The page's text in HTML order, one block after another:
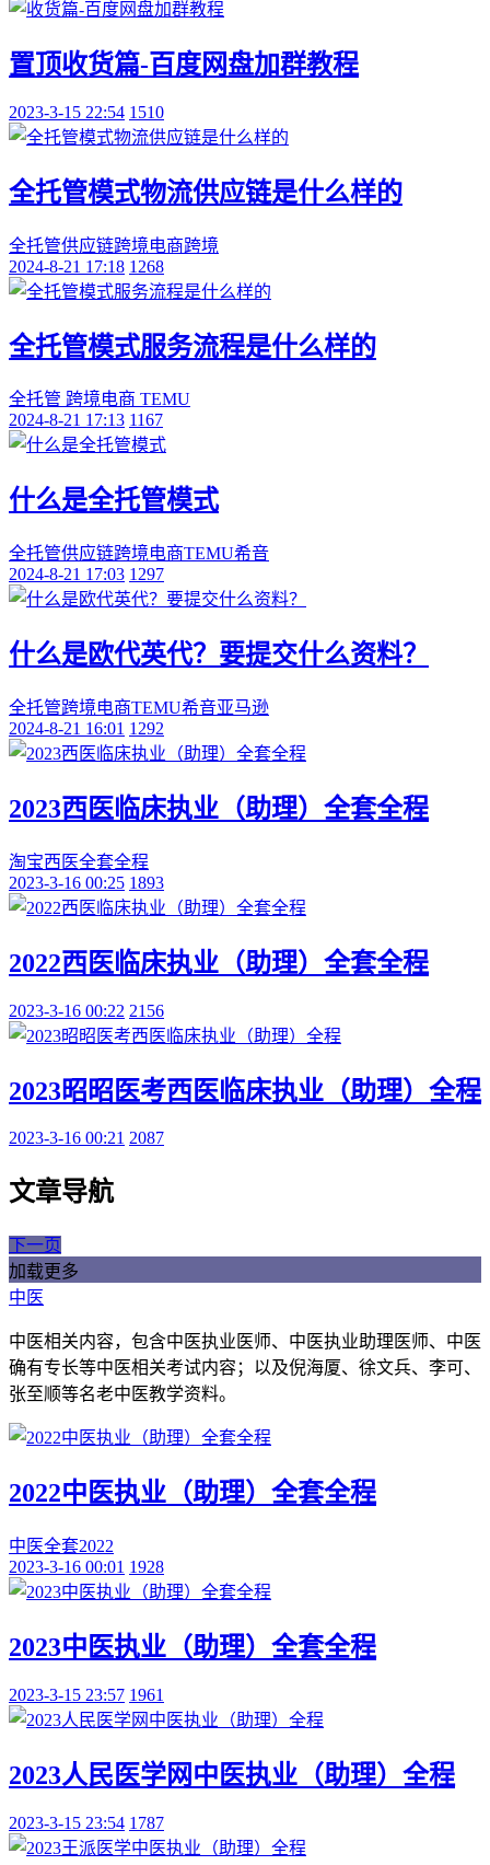
置顶收货篇-百度网盘加群教程
2023-3-15 22:54 1510
全托管模式物流供应链是什么样的
全托管供应链跨境电商跨境
2024-8-21 17:18 1268
全托管模式服务流程是什么样的
全托管 跨境电商 TEMU
2024-8-21 17:13 1167
什么是全托管模式
全托管供应链跨境电商TEMU希音
2024-8-21 17:03 1297
什么是欧代英代？要提交什么资料？
全托管跨境电商TEMU希音亚马逊
2024-8-21 16:01 1292
2023西医临床执业（助理）全套全程
淘宝西医全套全程
2023-3-16 00:25 1893
2022西医临床执业（助理）全套全程
2023-3-16 00:22 2156
2023昭昭医考西医临床执业（助理）全程
2023-3-16 00:21 2087
文章导航
下一页
加载更多
中医
中医相关内容，包含中医执业医师、中医执业助理医师、中医
确有专长等中医相关考试内容；以及倪海厦、徐文兵、李可、
张至顺等名老中医教学资料。
2022中医执业（助理）全套全程
中医全套2022
2023-3-16 00:01 1928
2023中医执业（助理）全套全程
2023-3-15 23:57 1961
2023人民医学网中医执业（助理）全程
2023-3-15 23:54 1787